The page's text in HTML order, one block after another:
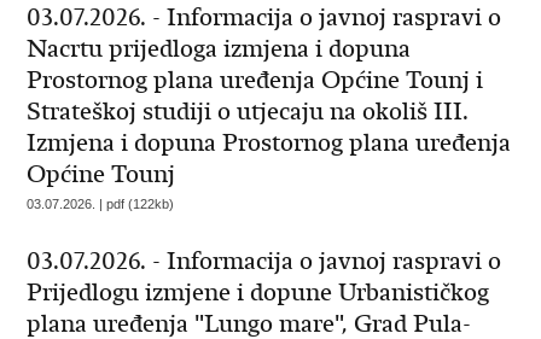
03.07.2026. - Informacija o javnoj raspravi o
Nacrtu prijedloga izmjena i dopuna
Prostornog plana uređenja Općine Tounj i
Strateškoj studiji o utjecaju na okoliš III.
Izmjena i dopuna Prostornog plana uređenja
Općine Tounj
03.07.2026. | pdf (122kb)
03.07.2026. - Informacija o javnoj raspravi o
Prijedlogu izmjene i dopune Urbanističkog
plana uređenja "Lungo mare", Grad Pula-